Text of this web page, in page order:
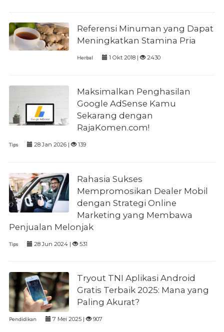
Referensi Minuman yang Dapat
Meningkatkan Stamina Pria
Herbal 1 Okt 2018 | 2430
Maksimalkan Penghasilan
Google AdSense Kamu
Sekarang dengan
RajaKomen.com!
Tips 28 Jan 2026 | 139
Rahasia Sukses
Mempromosikan Dealer Mobil
dengan Strategi Online
Marketing yang Membawa
Penjualan Melonjak
Tips 28 Jun 2024 | 531
Tryout TNI Aplikasi Android
Gratis Terbaik 2025: Mana yang
Paling Akurat?
Pendidikan 7 Mei 2025 | 907